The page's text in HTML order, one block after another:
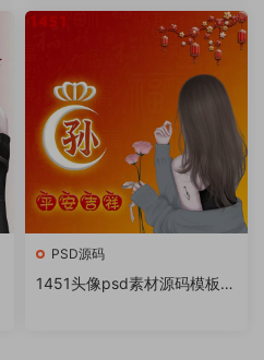
作教程软件
PSD源码
1451头像psd素材源码模板源